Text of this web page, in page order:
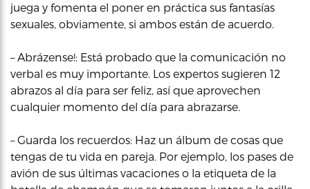
juega y fomenta el poner en práctica sus fantasías
sexuales, obviamente, si ambos están de acuerdo.
– Abrázense!: Está probado que la comunicación no
verbal es muy importante. Los expertos sugieren 12
abrazos al día para ser feliz, así que aprovechen
cualquier momento del día para abrazarse.
– Guarda los recuerdos: Haz un álbum de cosas que
tengas de tu vida en pareja. Por ejemplo, los pases de
avión de sus últimas vacaciones o la etiqueta de la